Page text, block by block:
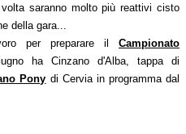
saranno molto più reattivi cisto
della gara...
per preparare il Campionato
ha Cinzano d'Alba, tappa di
Pony di Cervia in programma dal